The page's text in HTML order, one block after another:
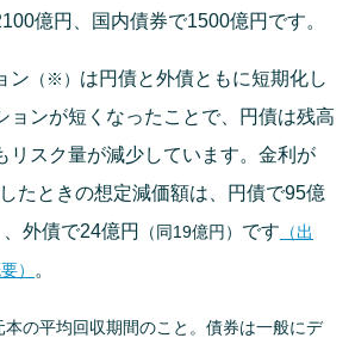
億円、国内債券で1500億円です。
ン （※） は円債と外債ともに短期化し
ョンが短くなったことで、円債は残高
リスク量が減少しています。金利が
たときの想定減価額は、円債で95億
、外債で24億円 （同19億円） です （出
）
。
の平均回収期間のこと。債券は一般にデ